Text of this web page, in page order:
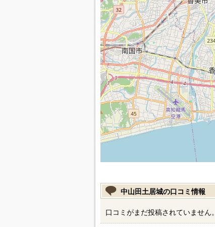
中山田土居城の口コミ情報
口コミがまだ投稿されていません。